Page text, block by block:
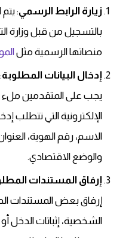
زيارة الرابط الرسمي:
بالتسجيل من قبل وزارة
منصاتها الرسمية مثل
إدخال البيانات المطلوبة
يجب على المتقدمين ملء
الإلكترونية التي تتطلب
الاسم، رقم الهوية،
والوضع الاقتصادي.
إرفاق المستندات
إرفاق بعض المستندات
الشخصية، إثباتات